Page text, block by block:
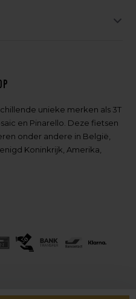
unieke merken als 3T
en Pinarello. Deze fietsen
onder andere in België,
Koninkrijk, Amerika,